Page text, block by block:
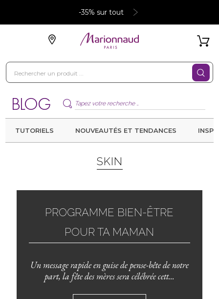
-35% sur tout
TUTORIELS NOUVEAUTÉS ET TENDANCES
SKIN
PROGRAMME BIEN-ÊTRE
POUR TA MAMAN
Un message rapide en guise de pense-bête de notre
part, la fête des mères sera célébrée cett...